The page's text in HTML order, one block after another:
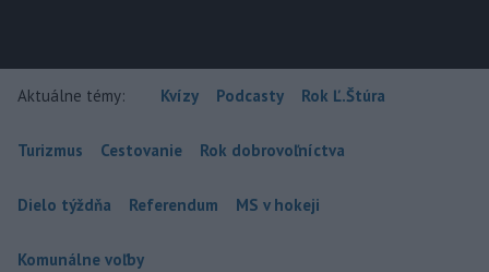
Aktuálne témy: Kvízy Podcasty Rok Ľ.Štúra
Turizmus Cestovanie Rok dobrovoľníctva
Dielo týždňa Referendum MS v hokeji
Komunálne voľby